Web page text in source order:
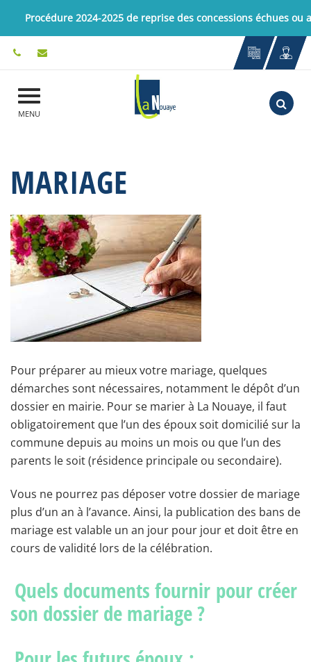
Procédure 2024-2025 de reprise des concessions échues ou
MENU Aller
MARIAGE
Pour préparer au mieux votre mariage, quelques
démarches sont nécessaires, notamment le dépôt d’un
dossier en mairie. Pour se marier à La Nouaye, il faut
obligatoirement que l’un des époux soit domicilié sur la
commune depuis au moins un mois ou que l’un des
parents le soit (résidence principale ou secondaire).
Vous ne pourrez pas déposer votre dossier de mariage
plus d’un an à l’avance. Ainsi, la publication des bans de
mariage est valable un an jour pour jour et doit être en
cours de validité lors de la célébration.
Quels documents fournir pour créer
son dossier de mariage ?